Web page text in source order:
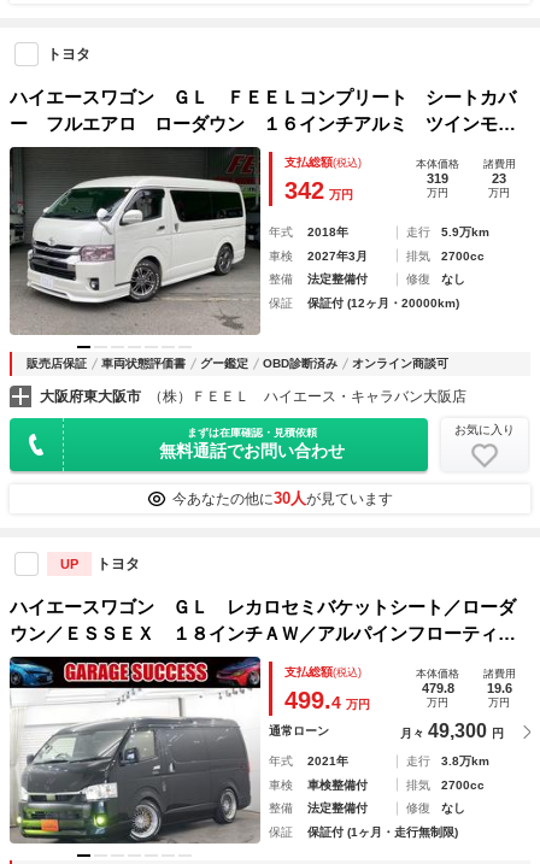
トヨタ
ハイエースワゴン ＧＬ ＦＥＥＬコンプリート シートカバ
ー フルエアロ ローダウン １６インチアルミ ツインモニ
ター リアモニター セキュリティ ウッドパネル ロッドホ
ルダー
支払総額(税込)
342 万円
本体価格
319
万円
諸費用
23
万円
年式 2018年 走行
5.9万km
車検
2027年3月 排気
2700cc
整備
法定整備付 修復
なし
保証
保証付 (12ヶ月・20000km)
販売店保証 車両状態評価書 グー鑑定 OBD診断済み オンライン商談可
大阪府東大阪市 （株）ＦＥＥＬ ハイエース・キャラバン大阪店
まずは在庫確認・見積依頼
無料通話でお問い合わせ
お気に入り
今あなたの他に30人が見ています
UP トヨタ
ハイエースワゴン ＧＬ レカロセミバケットシート／ローダ
ウン／ＥＳＳＥＸ １８インチＡＷ／アルパインフローティン
グナビ／アルパインフリップダウンモニター／デジタルインナ
ーミラー／バッドフェイスボンネット／パワスラドア／ＥＴＣ
支払総額(税込)
499.4 万円
本体価格
479.8
万円
諸費用
19.6
万円
通常ローン 月々 49,300 円
年式 2021年 走行
3.8万km
車検
車検整備付 排気
2700cc
整備
法定整備付 修復
なし
保証
保証付 (1ヶ月・走行無制限)